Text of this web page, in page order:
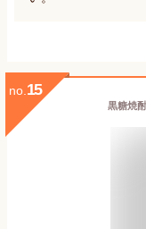
no. 15
黒糖焼